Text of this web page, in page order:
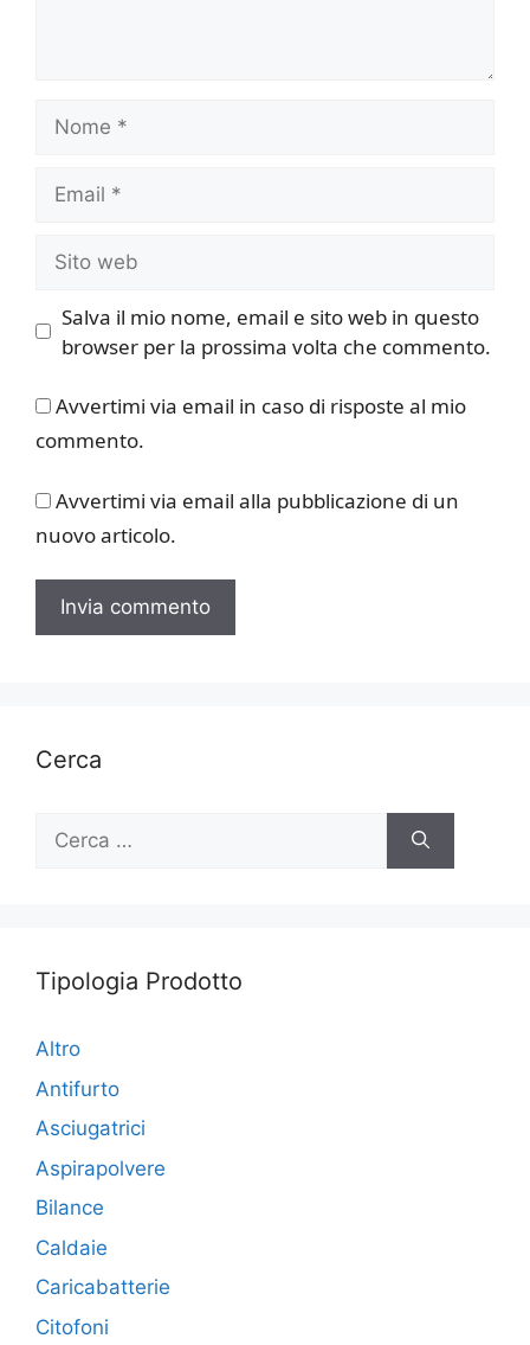
web
Salva il mio nome, email e sito web in questo
browser per la prossima volta che commento.
Avvertimi via email in caso di risposte al mio
commento.
Avvertimi via email alla pubblicazione di un
nuovo articolo.
Cerca
Ricerca
Tipologia Prodotto
Altro
Antifurto
Asciugatrici
Aspirapolvere
Bilance
Caldaie
Caricabatterie
Citofoni